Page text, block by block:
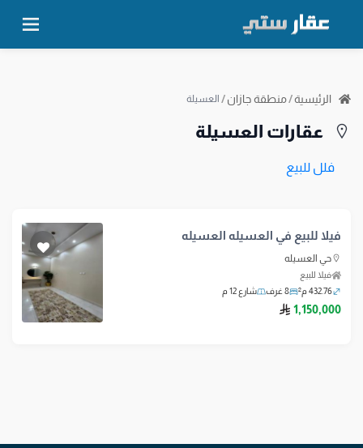
الرئيسية/منطقة جازان/ العسيلة
عقارات العسيلة
فلل للبيع
فيلا للبيع في العسيله العسيله
حي العسيله
فيلا للبيع
432.76 م²
8 غرف شارع 12 م
1,150,000 ريال سعودي